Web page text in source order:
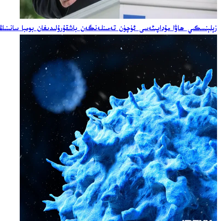
زېلېنسكىي ھاۋا مۇداپىئەسى ئۈچۈن تەمىنلەنگەن باشقۇرۇلىدىغان بومبا سانىنىڭ